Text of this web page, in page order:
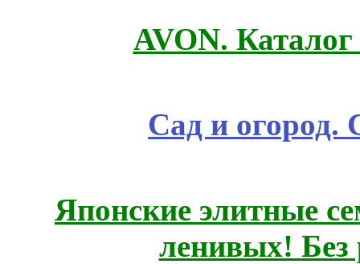
AVON.
Сад и огород.
Японские элитные
ленивых!